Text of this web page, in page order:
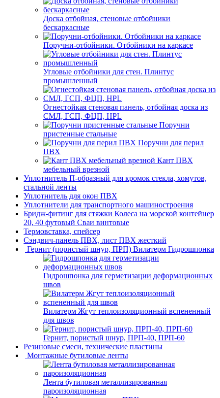
Доска отбойная, стеновые отбойники
бескаркасные
Поручни-отбойники. Отбойники на каркасе
Угловые отбойники для стен. Плинтус
промышленный
Огнестойкая стеновая панель, отбойная доска из
СМЛ, ГСП, ФЦП, HPL
Поручни
пристенные стальные
Поручни для перил
ПВХ
Кант ПВХ
мебельный врезной
Уплотнитель П-образный для кромок стекла, хомутов,
стальной ленты
Уплотнитель для окон ПВХ
Уплотнители для транспортного машиностроения
Бридж-фитинг для стяжки Колеса на морской контейнер
20, 40 футовый Сваи винтовые
Термовставка, спейсер
Сэндвич-панель ПВХ, лист ПВХ жесткий
Гернит (пористый шнур, ПРП) Вилатерм Гидрошпонка
Гидрошпонка для герметизации деформационных
швов
Вилатерм Жгут теплоизоляционный вспененный
для швов
Гернит, пористый шнур, ПРП-40, ПРП-60
Резиновые смеси, технические пластины
Монтажные бутиловые ленты
Лента бутиловая металлизированная
пароизоляционная